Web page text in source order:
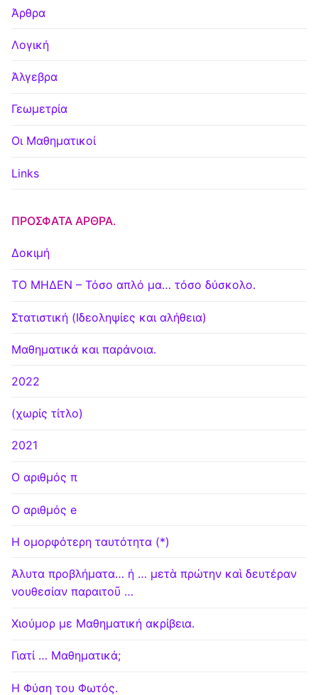
Άρθρα
Λογική
Άλγεβρα
Γεωμετρία
Οι Μαθηματικοί
Links
ΠΡΌΣΦΑΤΑ ΆΡΘΡΑ.
Δοκιμή
ΤΟ ΜΗΔΕΝ – Τόσο απλό μα… τόσο δύσκολο.
Στατιστική (Ιδεοληψίες και αλήθεια)
Μαθηματικά και παράνοια.
2022
(χωρίς τίτλο)
2021
Ο αριθμός π
Ο αριθμός e
Η ομορφότερη ταυτότητα (*)
Άλυτα προβλήματα… ή … μετὰ πρώτην καὶ δευτέραν
νουθεσίαν παραιτοῦ …
Χιούμορ με Μαθηματική ακρίβεια.
Γιατί … Μαθηματικά;
Η Φύση του Φωτός.